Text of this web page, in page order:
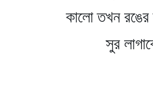
কালো তখন রঙের
সুর লাগাবে